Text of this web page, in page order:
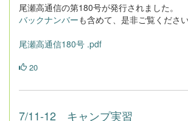
尾瀬高通信の第180号が発行されました。
バックナンバーも含めて、是非ご覧ください
尾瀬高通信180号 .pdf
20
7/11-12 キャンプ実習